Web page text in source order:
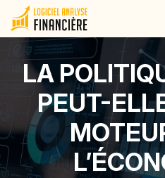
LA
PEUT-